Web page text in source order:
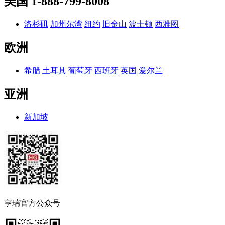
洛杉矶 加州尔湾 纽约 旧金山 波士顿 西雅图
欧洲
希腊 土耳其 葡萄牙 西班牙 英国 爱尔兰
亚洲
新加坡
亨瑞官方公众号